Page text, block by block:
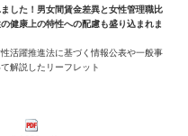
した！男女間賃金差異と女性管理職比
健康上の特性への配慮も盛り込まれま
活躍推進法に基づく情報公表や一般事
解説したリーフレット